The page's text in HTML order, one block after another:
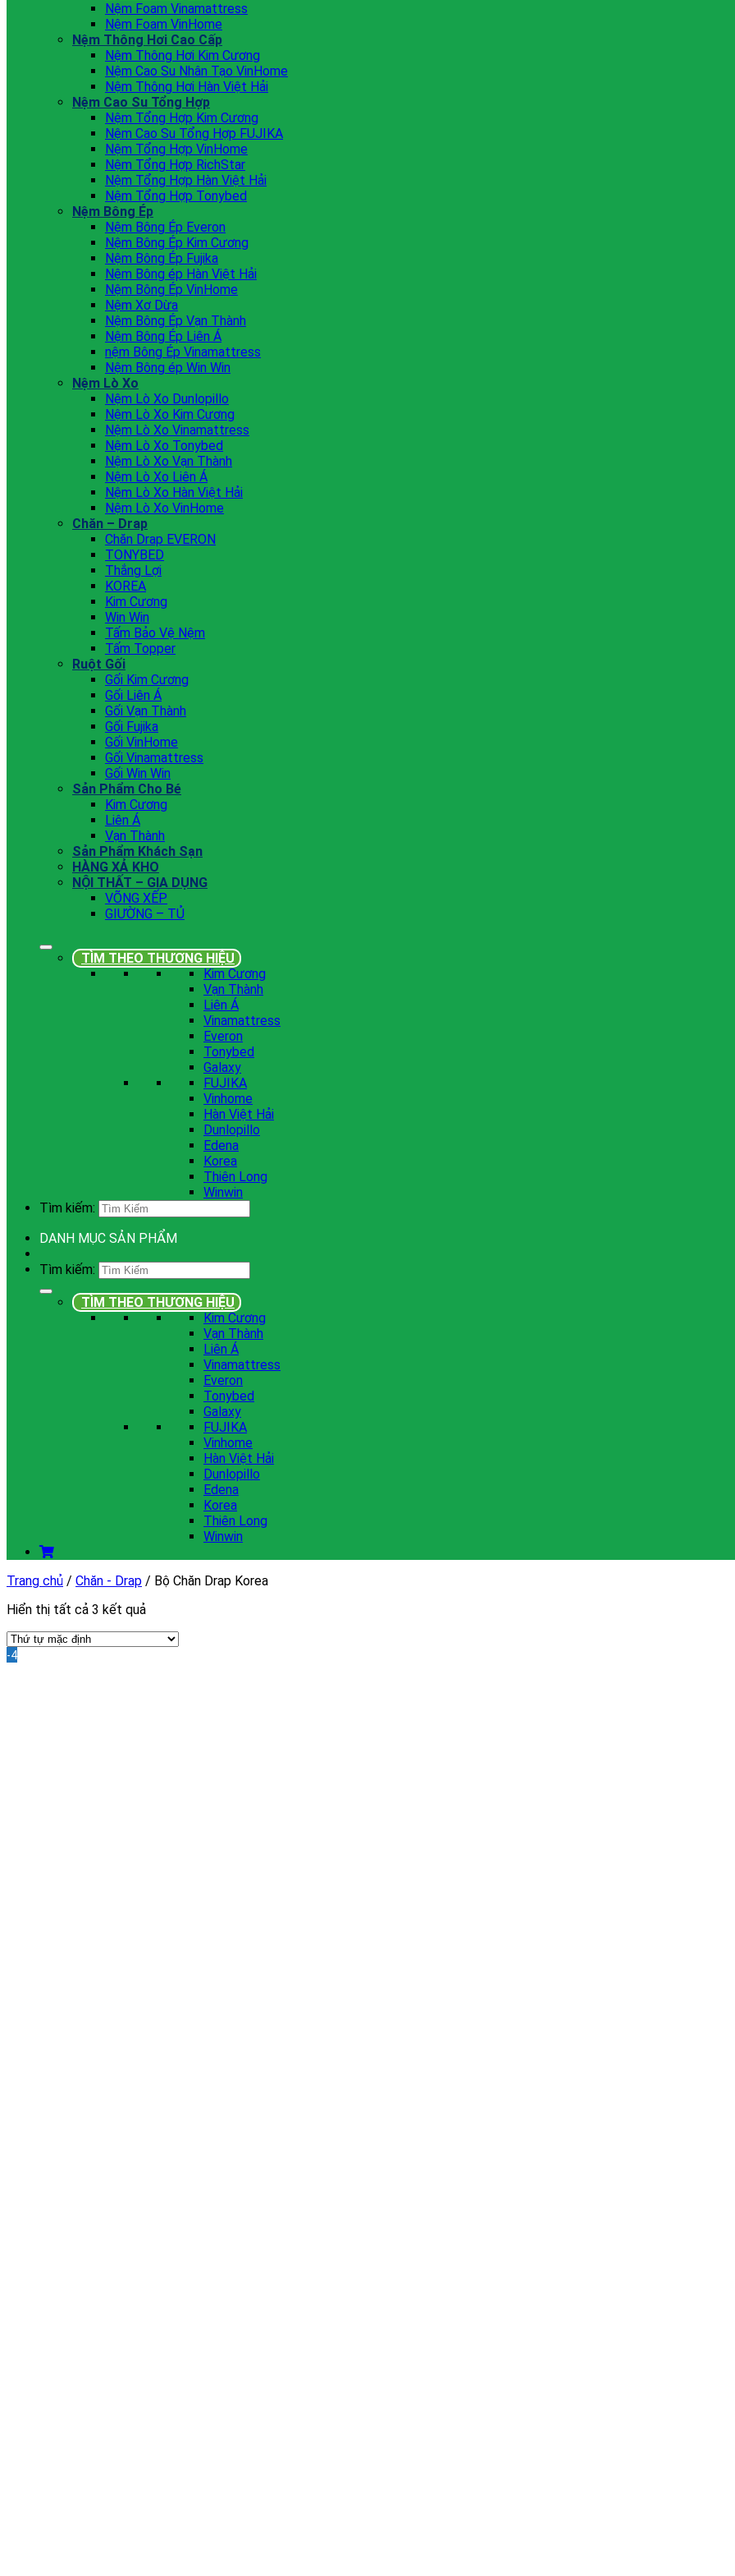
Nệm Foam Vinamattress
Nệm Foam VinHome
Nệm Thông Hơi Cao Cấp
Nệm Thông Hơi Kim Cương
Nệm Cao Su Nhân Tạo VinHome
Nệm Thông Hơi Hàn Việt Hải
Nệm Cao Su Tổng Hợp
Nệm Tổng Hợp Kim Cương
Nệm Cao Su Tổng Hợp FUJIKA
Nệm Tổng Hợp VinHome
Nệm Tổng Hợp RichStar
Nệm Tổng Hợp Hàn Việt Hải
Nệm Tổng Hợp Tonybed
Nệm Bông Ép
Nệm Bông Ép Everon
Nệm Bông Ép Kim Cương
Nệm Bông Ép Fujika
Nệm Bông ép Hàn Việt Hải
Nệm Bông Ép VinHome
Nệm Xơ Dừa
Nệm Bông Ép Vạn Thành
Nệm Bông Ép Liên Á
nệm Bông Ép Vinamattress
Nệm Bông ép Win Win
Nệm Lò Xo
Nệm Lò Xo Dunlopillo
Nệm Lò Xo Kim Cương
Nệm Lò Xo Vinamattress
Nệm Lò Xo Tonybed
Nệm Lò Xo Vạn Thành
Nệm Lò Xo Liên Á
Nệm Lò Xo Hàn Việt Hải
Nệm Lò Xo VinHome
Chăn – Drap
Chăn Drap EVERON
TONYBED
Thắng Lợi
KOREA
Kim Cương
Win Win
Tấm Bảo Vệ Nệm
Tấm Topper
Ruột Gối
Gối Kim Cương
Gối Liên Á
Gối Vạn Thành
Gối Fujika
Gối VinHome
Gối Vinamattress
Gối Win Win
Sản Phẩm Cho Bé
Kim Cương
Liên Á
Vạn Thành
Sản Phẩm Khách Sạn
HÀNG XẢ KHO
NỘI THẤT – GIA DỤNG
VÕNG XẾP
GIƯỜNG – TỦ
TÌM THEO THƯƠNG HIỆU
Kim Cương
Vạn Thành
Liên Á
Vinamattress
Everon
Tonybed
Galaxy
FUJIKA
Vinhome
Hàn Việt Hải
Dunlopillo
Edena
Korea
Thiên Long
Winwin
Tìm kiếm:
DANH MỤC SẢN PHẨM
Tìm kiếm:
TÌM THEO THƯƠNG HIỆU
Kim Cương
Vạn Thành
Liên Á
Vinamattress
Everon
Tonybed
Galaxy
FUJIKA
Vinhome
Hàn Việt Hải
Dunlopillo
Edena
Korea
Thiên Long
Winwin
Trang chủ / Chăn - Drap / Bộ Chăn Drap Korea
Hiển thị tất cả 3 kết quả
-40%